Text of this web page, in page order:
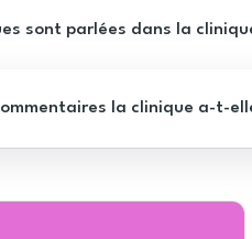
sont parlées dans la
la clinique a-t-